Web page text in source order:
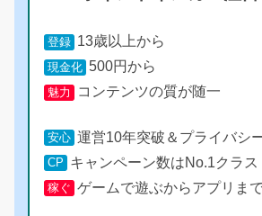
登録 13歳以上から
現金化 500円から
魅力 コンテンツの質が随一
安心 運営10年突破＆プライバシ
CP キャンペーン数はNo.1クラス
稼ぐ ゲームで遊ぶからアプリま